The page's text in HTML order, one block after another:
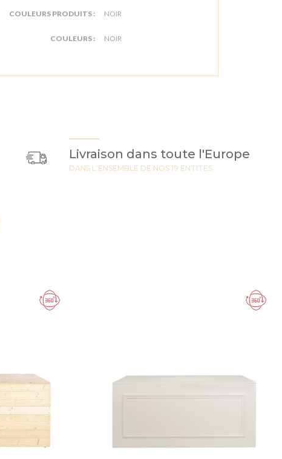
COULEURS PRODUITS : NOIR
COULEURS : NOIR
Livraison dans toute l'Europe
DANS L'ENSEMBLE DE NOS 19 ENTITES